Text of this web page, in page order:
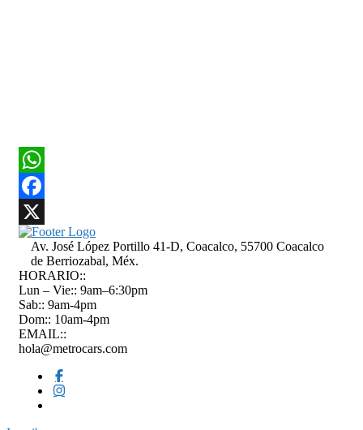
WhatsApp
Facebook
X
Av. José López Portillo 41-D, Coacalco, 55700 Coacalco
de Berriozabal, Méx.
HORARIO::
Lun – Vie:: 9am–6:30pm
Sab:: 9am-4pm
Dom:: 10am-4pm
EMAIL::
hola@metrocars.com